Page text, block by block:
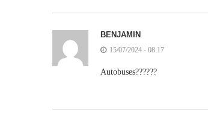
BENJAMIN
15/07/2024 - 08:17
Autobuses??????